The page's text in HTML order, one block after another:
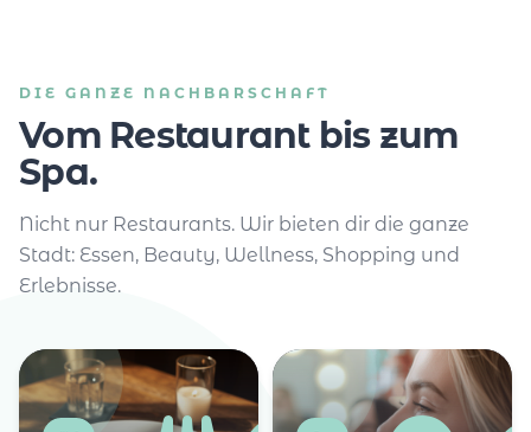
DIE GANZE NACHBARSCHAFT
Vom Restaurant bis zum
Spa.
Nicht nur Restaurants. Wir bieten dir die ganze
Stadt: Essen, Beauty, Wellness, Shopping und
Erlebnisse.